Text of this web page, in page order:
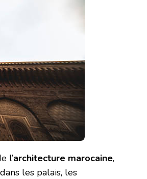
l’architecture marocaine,
les palais, les